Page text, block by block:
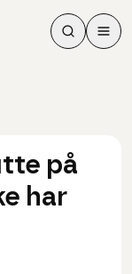
Søk
Søk
Meny
på
har